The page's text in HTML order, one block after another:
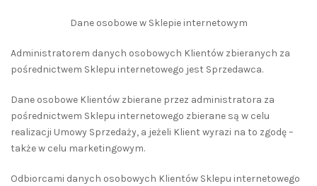
Dane osobowe w Sklepie internetowym
Administratorem danych osobowych Klientów zbieranych za
pośrednictwem Sklepu internetowego jest Sprzedawca.
Dane osobowe Klientów zbierane przez administratora za
pośrednictwem Sklepu internetowego zbierane są w celu
realizacji Umowy Sprzedaży, a jeżeli Klient wyrazi na to zgodę –
także w celu marketingowym.
Odbiorcami danych osobowych Klientów Sklepu internetowego